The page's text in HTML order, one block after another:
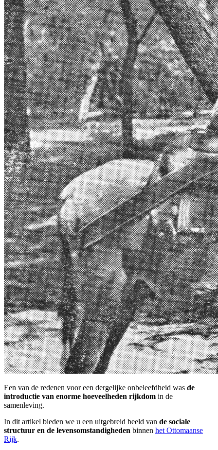
Een van de redenen voor een dergelijke onbeleefdheid was de
introductie van enorme hoeveelheden rijkdom in de
samenleving.
In dit artikel bieden we u een uitgebreid beeld van de sociale
structuur en de levensomstandigheden binnen het Ottomaanse
Rijk.